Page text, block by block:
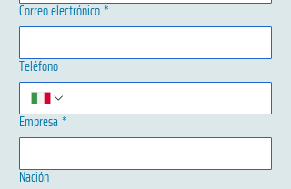
Correo electrónico*
Teléfono
Empresa*
Nación